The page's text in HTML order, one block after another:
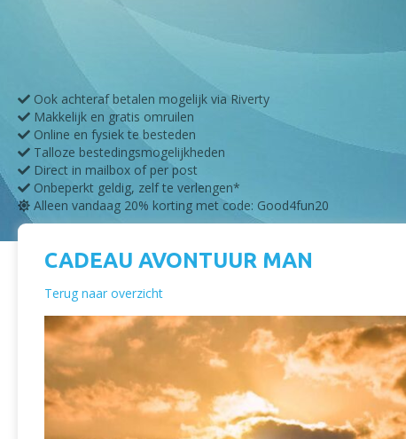
Ook achteraf betalen mogelijk via Riverty
Makkelijk en gratis omruilen
Online en fysiek te besteden
Talloze bestedingsmogelijkheden
Direct in mailbox of per post
Onbeperkt geldig, zelf te verlengen*
Alleen vandaag 20% korting met code: Good4fun20
CADEAU AVONTUUR MAN
Terug naar overzicht